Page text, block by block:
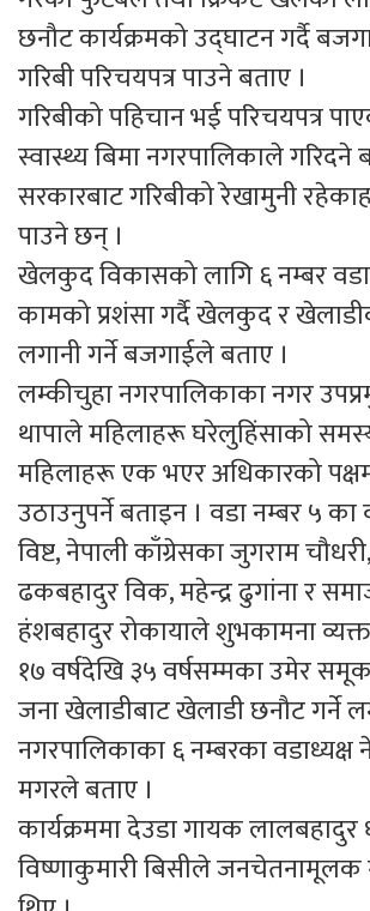
छनौट कार्यक्रमको उद्घाटन गर्दै
गरिबी परिचयपत्र पाउने बताए ।
गरिबीको पहिचान भई परिचयपत्र
स्वास्थ्य बिमा नगरपालिकाले गरिदने
सरकारबाट गरिबीको रेखामुनी
पाउने छन् ।
खेलकुद विकासको लागि ६ नम्बर
कामको प्रशंसा गर्दै खेलकुद र
लगानी गर्ने बजगाईले बताए ।
लम्कीचुहा नगरपालिकाका नगर
थापाले महिलाहरू घरेलुहिंसाको
महिलाहरू एक भएर अधिकारको
उठाउनुपर्ने बताइन । वडा नम्बर ५ का
विष्ट, नेपाली काँग्रेसका जुगराम
ढकबहादुर विक, महेन्द्र ढुगांना र
हंशबहादुर रोकायाले शुभकामना
१७ वर्षदेखि ३५ वर्षसम्मका उमेर
जना खेलाडीबाट खेलाडी छनौट गर्ने
नगरपालिकाका ६ नम्बरका वडाध्यक्ष
मगरले बताए ।
कार्यक्रममा देउडा गायक लालबहादुर
विष्णाकुमारी बिसीले जनचेतनामूलक